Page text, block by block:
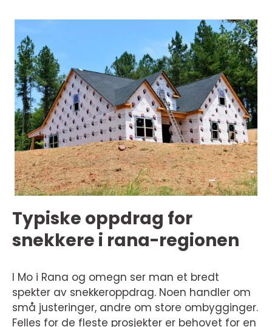
Typiske oppdrag for
snekkere i rana-regionen
I Mo i Rana og omegn ser man et bredt
spekter av snekkeroppdrag. Noen handler om
små justeringer, andre om store ombygginger.
Felles for de fleste prosjekter er behovet for en